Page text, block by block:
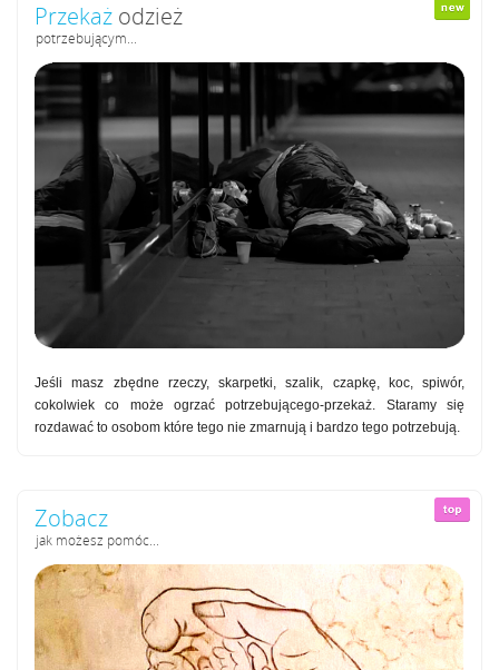
Przekaż odzież
potrzebującym...
Jeśli masz zbędne rzeczy, skarpetki, szalik, czapkę, koc, spiwór,
cokolwiek co może ogrzać potrzebującego-przekaż. Staramy się
rozdawać to osobom które tego nie zmarnują i bardzo tego potrzebują.
Zobacz
jak możesz pomóc...